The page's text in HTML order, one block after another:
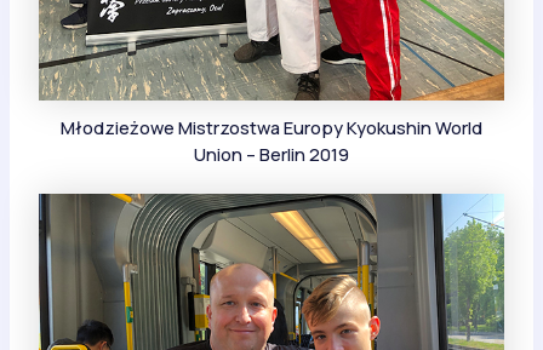
Młodzieżowe Mistrzostwa Europy Kyokushin World
Union – Berlin 2019